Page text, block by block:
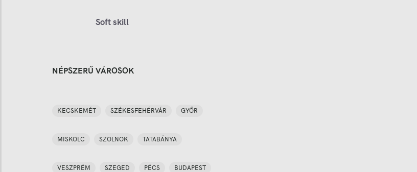
Soft skill
NÉPSZERŰ VÁROSOK
KECSKEMÉT SZÉKESFEHÉRVÁR GYŐR
MISKOLC SZOLNOK TATABÁNYA
VESZPRÉM SZEGED PÉCS BUDAPEST